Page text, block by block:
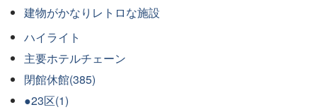
建物がかなりレトロな施設
ハイライト
主要ホテルチェーン
閉館休館(385)
●23区(1)